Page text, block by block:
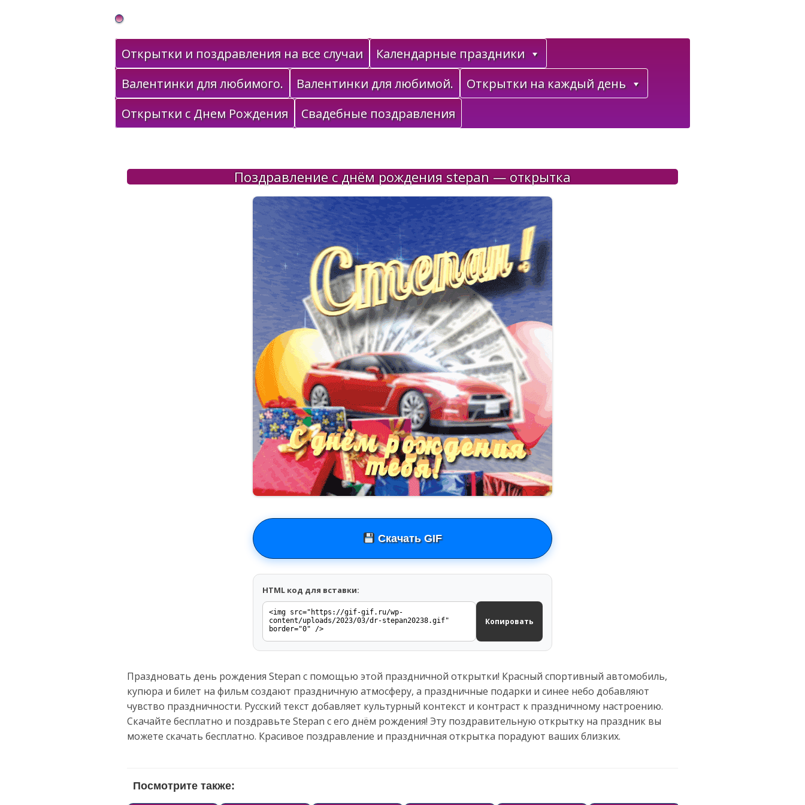
Gif Открытки в подарок
Открытки и поздравления на все случаи
Календарные праздники
Валентинки для любимого.
Валентинки для любимой.
Открытки на каждый день
Открытки с Днем Рождения
Свадебные поздравления
Поздравление с днём рождения stepan — открытка
Скачать GIF
HTML код для вставки:
Копировать
Праздновать день рождения Stepan с помощью этой праздничной открытки! Красный спортивный автомобиль,
купюра и билет на фильм создают праздничную атмосферу, а праздничные подарки и синее небо добавляют
чувство праздничности. Русский текст добавляет культурный контекст и контраст к праздничному настроению.
Скачайте бесплатно и поздравьте Stepan с его днём рождения! Эту поздравительную открытку на праздник вы
можете скачать бесплатно. Красивое поздравление и праздничная открытка порадуют ваших близких.
Посмотрите также: